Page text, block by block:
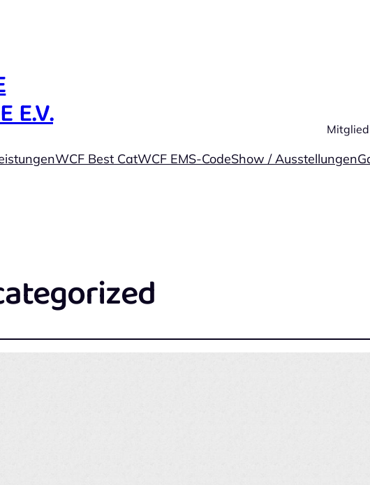
E.V.
WCF Best CatWCF EMS-CodeShow / Ausstellungen